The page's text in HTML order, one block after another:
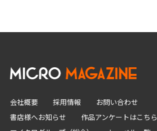
会社概要 採用情報
お問い合わせ
書店様へお知らせ
作品アンケートはこちら